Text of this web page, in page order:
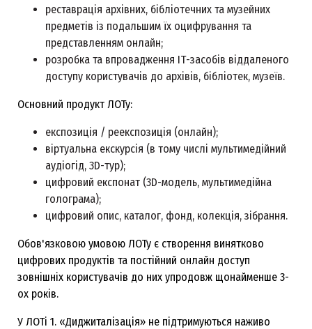
реставрація архівних, бібліотечних та музейних
предметів із подальшим їх оцифрування та
представленням онлайн;
розробка та впровадження ІТ-засобів віддаленого
доступу користувачів до архівів, бібліотек, музеїв.
Основний продукт ЛОТу:
експозиція / реекспозиція (онлайн);
віртуальна екскурсія (в тому числі мультимедійний
аудіогід, 3D-тур);
цифровий експонат (3D-модель, мультимедійна
голограма);
цифровий опис, каталог, фонд, колекція, зібрання.
Обов'язковою умовою ЛОТу є створення винятково
цифрових продуктів та постійний онлайн доступ
зовнішніх користувачів до них упродовж щонайменше 3-
ох років.
У ЛОТі 1. «Диджиталізація» не підтримуються наживо